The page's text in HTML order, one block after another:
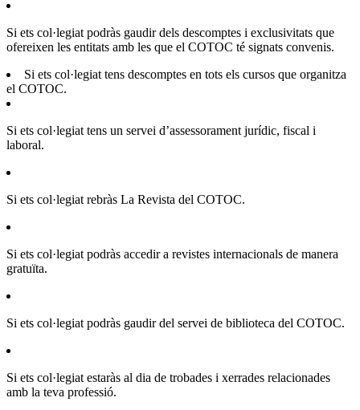
Si ets col·legiat podràs gaudir dels descomptes i exclusivitats que
ofereixen les entitats amb les que el COTOC té signats convenis.
Si ets col·legiat tens descomptes en tots els cursos que organitza
el COTOC.
Si ets col·legiat tens un servei d’assessorament jurídic, fiscal i
laboral.
Si ets col·legiat rebràs La Revista del COTOC.
Si ets col·legiat podràs accedir a revistes internacionals de manera
gratuïta.
Si ets col·legiat podràs gaudir del servei de biblioteca del COTOC.
Si ets col·legiat estaràs al dia de trobades i xerrades relacionades
amb la teva professió.